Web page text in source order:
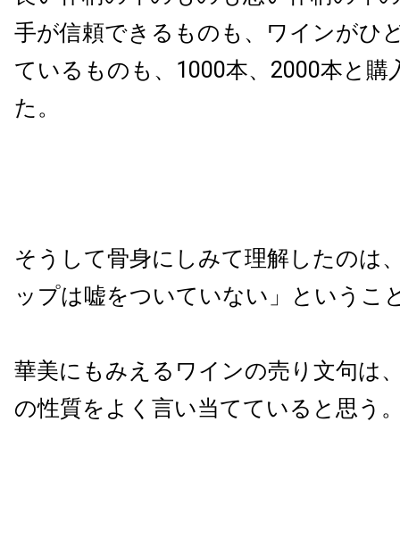
手が信頼できるものも、ワインがひ
ているものも、1000本、2000本と購
た。
そうして骨身にしみて理解したのは
ップは嘘をついていない」というこ
華美にもみえるワインの売り文句は
の性質をよく言い当てていると思う